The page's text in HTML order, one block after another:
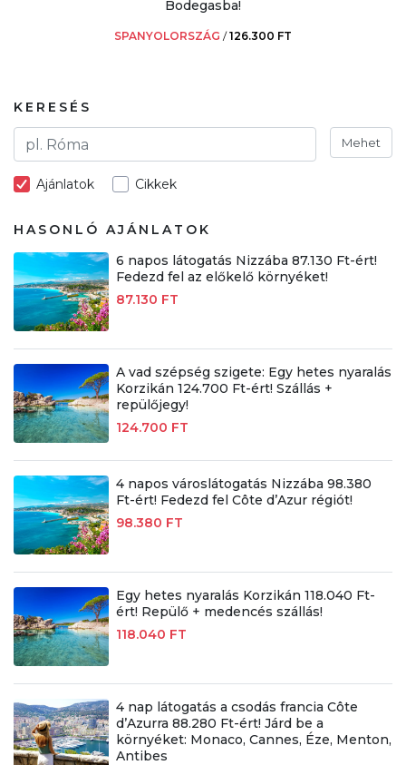
Bodegasba!
SPANYOLORSZÁG /126.300 FT
KERESÉS
Mehet
Ajánlatok Cikkek
HASONLÓ AJÁNLATOK
6 napos látogatás Nizzába 87.130 Ft-ért!
Fedezd fel az előkelő környéket!
87.130 FT
A vad szépség szigete: Egy hetes nyaralás
Korzikán 124.700 Ft-ért! Szállás +
repülőjegy!
124.700 FT
4 napos városlátogatás Nizzába 98.380
Ft-ért! Fedezd fel Côte d’Azur régiót!
98.380 FT
Egy hetes nyaralás Korzikán 118.040 Ft-
ért! Repülő + medencés szállás!
118.040 FT
4 nap látogatás a csodás francia Côte
d’Azurra 88.280 Ft-ért! Járd be a
környéket: Monaco, Cannes, Éze, Menton,
Antibes